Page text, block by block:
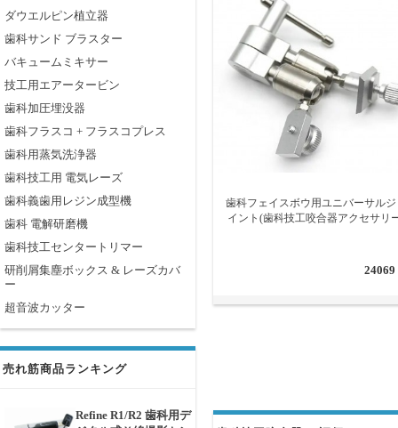
ダウエルピン植立器
歯科サンド ブラスター
バキュームミキサー
技工用エアータービン
歯科加圧埋没器
歯科フラスコ + フラスコプレス
歯科用蒸気洗浄器
歯科技工用 電気レーズ
歯科義歯用レジン成型機
歯科 電解研磨機
歯科技工センタートリマー
研削屑集塵ボックス & レーズカバ
ー
超音波カッター
売れ筋商品ランキング
Refine R1/R2 歯科用デ
歯科フェイスボウ用ユニバーサルジ
イント(歯科技工咬合器アクセサリ
24069